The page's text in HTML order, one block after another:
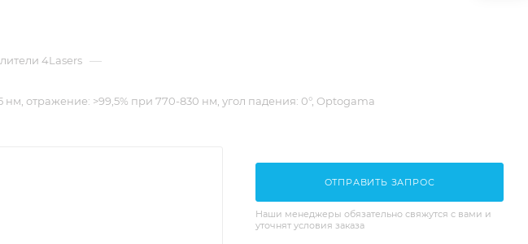
4Lasers —
отражение: >99,5% при 770-830 нм, угол падения: 0°, Optogama
ОТПРАВИТЬ ЗАПРОС
Наши менеджеры обязательно свяжутся с вами и
уточнят условия заказа